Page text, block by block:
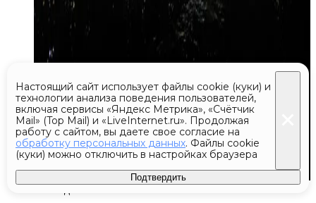
Настоящий сайт использует файлы cookie (куки) и
технологии анализа поведения пользователей,
включая сервисы «Яндекс Метрика», «Счётчик
Mail» (Top Mail) и «LiveInternet.ru». Продолжая
работу с сайтом, вы даете свое согласие на
обработку персональных данных. Файлы cookie
(куки) можно отключить в настройках браузера
Подтвердить